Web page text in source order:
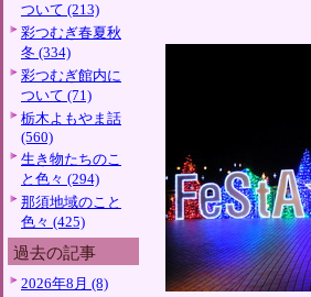
ついて (213)
彩つむぎ春夏秋
冬 (334)
彩つむぎ館内に
ついて (71)
栃木よもやま話
(560)
生き物たちのこ
と色々 (294)
那須地域のこと
色々 (425)
過去の記事
2026年8月 (8)